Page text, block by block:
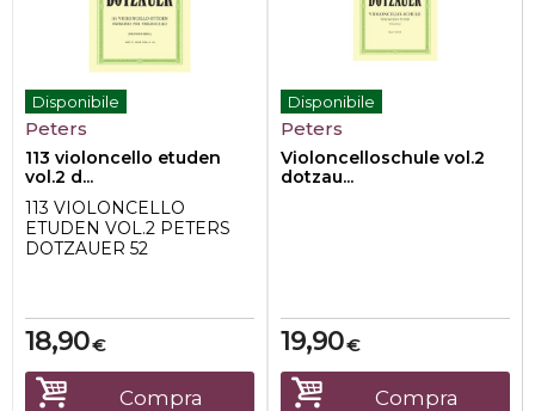
Disponibile
Peters
113 violoncello etuden
vol.2 d...
113 VIOLONCELLO
ETUDEN VOL.2 PETERS
DOTZAUER 52
€
18,90
Compra
Disponibile
Peters
Violoncelloschule vol.2
dotzau...
€
19,90
Compra